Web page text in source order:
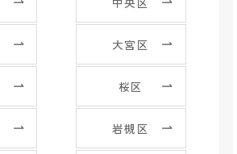
大宮区
桜区
岩槻区